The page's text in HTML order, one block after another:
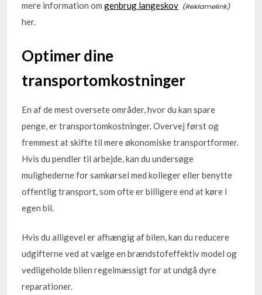
mere information omgenbrug langeskov
her.
Optimer dine
transportomkostninger
En af de mest oversete områder, hvor du kan spare
penge, er transportomkostninger. Overvej først og
fremmest at skifte til mere økonomiske transportformer.
Hvis du pendler til arbejde, kan du undersøge
mulighederne for samkørsel med kolleger eller benytte
offentlig transport, som ofte er billigere end at køre i
egen bil.
Hvis du alligevel er afhængig af bilen, kan du reducere
udgifterne ved at vælge en brændstofeffektiv model og
vedligeholde bilen regelmæssigt for at undgå dyre
reparationer.